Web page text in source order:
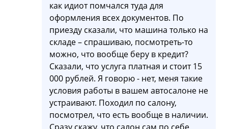
как идиот помчался туда для
оформления всех документов. По
приезду сказали, что машина только на
складе – спрашиваю, посмотреть-то
можно, что вообще беру в кредит?
Сказали, что услуга платная и стоит 15
000 рублей. Я говорю - нет, меня такие
условия работы в вашем автосалоне не
устраивают. Походил по салону,
посмотрел, что есть вообще в наличии.